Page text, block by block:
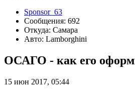
Sponsor_63
Сообщения: 692
Откуда: Самара
Авто: Lamborghini
ОСАГО - как его
15 июн 2017, 05:44